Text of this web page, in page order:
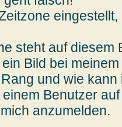
steht auf diesem
Bild bei
und wie
Benutzer
anzumelden.